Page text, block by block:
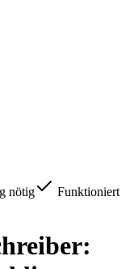
nötig
Funktioniert